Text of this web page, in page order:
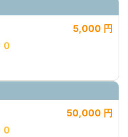
5,000 円
0
50,000 円
0